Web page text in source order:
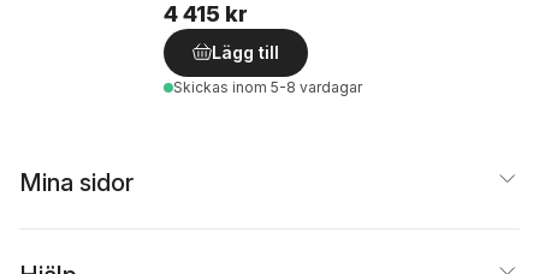
4 415 kr
Lägg till
Skickas inom 5-8 vardagar
Mina sidor